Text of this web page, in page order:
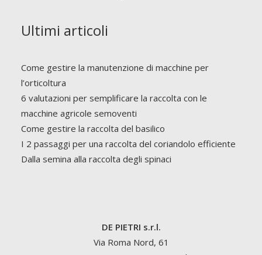
Ultimi articoli
Come gestire la manutenzione di macchine per
l’orticoltura
6 valutazioni per semplificare la raccolta con le
macchine agricole semoventi
Come gestire la raccolta del basilico
I 2 passaggi per una raccolta del coriandolo efficiente
Dalla semina alla raccolta degli spinaci
DE PIETRI s.r.l.
Via Roma Nord, 61